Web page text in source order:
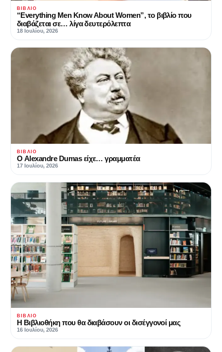
ΒΙΒΛΊΟ
“Everything Men Know About Women”, το βιβλίο που
διαβάζεται σε… λίγα δευτερόλεπτα
18 Ιουλίου, 2026
ΒΙΒΛΊΟ
Ο Alexandre Dumas είχε… γραμματέα
17 Ιουλίου, 2026
ΒΙΒΛΊΟ
Η Βιβλιοθήκη που θα διαβάσουν οι δισέγγονοί μας
16 Ιουλίου, 2026